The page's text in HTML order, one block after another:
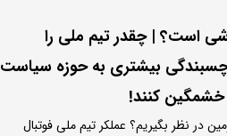
است؟ | چقدر تیم ملی را
چسبندگی بیشتری به حوزه سیاست
خشمگین کنند!
در نظر بگیریم؟ عملکر تیم ملی فوتبال